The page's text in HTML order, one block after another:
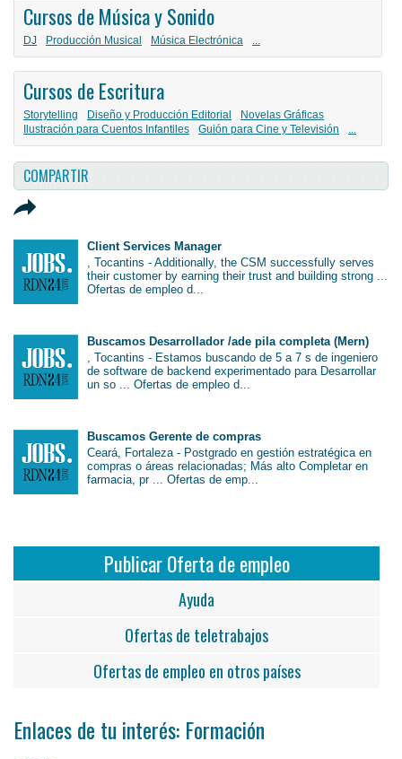
Cursos de Música y Sonido
DJ Producción Musical Música Electrónica ...
Cursos de Escritura
Storytelling Diseño y Producción Editorial
Novelas Gráficas
Ilustración para Cuentos Infantiles
Guión para Cine y Televisión ...
COMPARTIR
Client Services Manager
, Tocantins - Additionally, the CSM successfully serves
their customer by earning their trust and building strong ...
Ofertas de empleo d...
Buscamos Desarrollador /ade pila completa (Mern)
, Tocantins - Estamos buscando de 5 a 7 s de ingeniero
de software de backend experimentado para Desarrollar
un so ... Ofertas de empleo d...
Buscamos Gerente de compras
Ceará, Fortaleza - Postgrado en gestión estratégica en
compras o áreas relacionadas; Más alto Completar en
farmacia, pr ... Ofertas de emp...
Publicar Oferta de empleo
Ayuda
Ofertas de teletrabajos
Ofertas de empleo en otros países
Enlaces de tu interés: Formación